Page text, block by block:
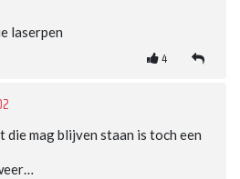
laserpen
4
mag blijven staan is toch een